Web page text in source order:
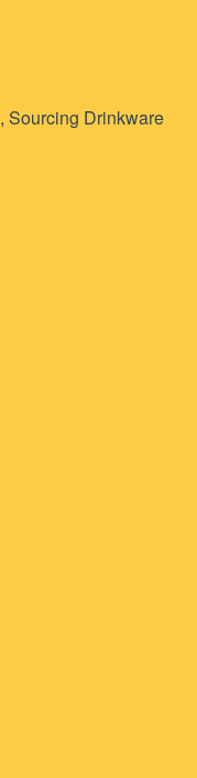
, Sourcing Drinkware